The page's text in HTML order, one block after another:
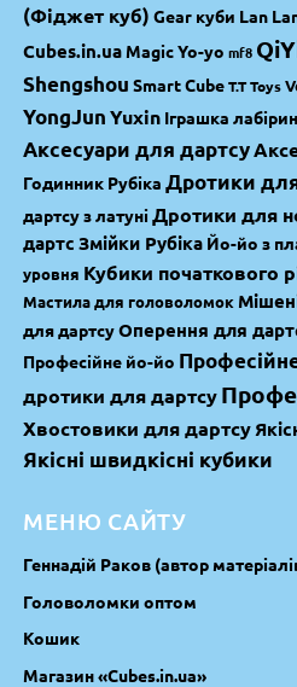
(Фіджет куб) Gear куби Lan
Cubes.in.ua Magic Yo-yo mf8
Shengshou Smart Cube T.T Toys
YongJun Yuxin Іграшка
Аксесуари для дартсу
Годинник Рубіка Дротики
дартсу з латуніДротики для
дартс Змійки Рубіка Йо-йо з
уровня Кубики початкового
Мастила для головоломок
для дартсуОперення для
Професійне йо-йо
дротики для дартсу
Хвостовики для дартсу
Якісні швидкісні кубики
МЕНЮ САЙТУ
Геннадій Раков (автор
Головоломки оптом
Кошик
Магазин «Cubes.in.ua»